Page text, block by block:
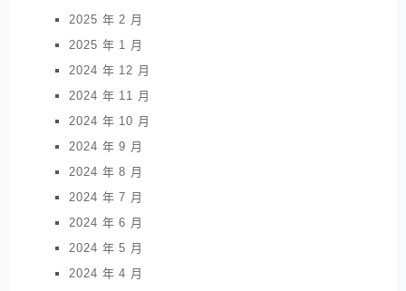
2025 年 2 月
2025 年 1 月
2024 年 12 月
2024 年 11 月
2024 年 10 月
2024 年 9 月
2024 年 8 月
2024 年 7 月
2024 年 6 月
2024 年 5 月
2024 年 4 月